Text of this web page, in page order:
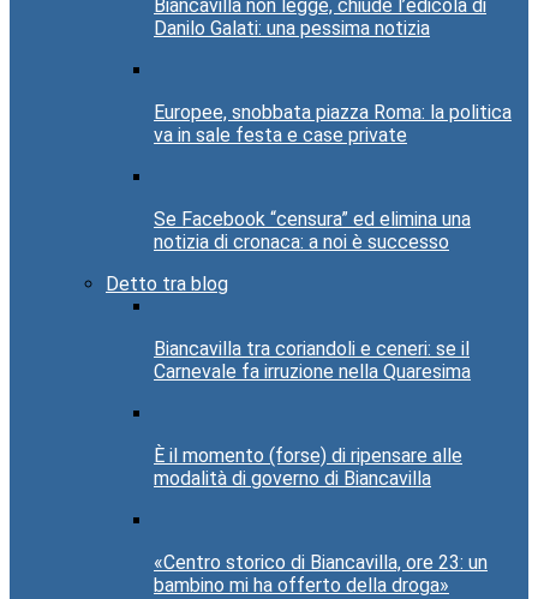
Biancavilla non legge, chiude l’edicola di
Danilo Galati: una pessima notizia
Europee, snobbata piazza Roma: la politica
va in sale festa e case private
Se Facebook “censura” ed elimina una
notizia di cronaca: a noi è successo
Detto tra blog
Biancavilla tra coriandoli e ceneri: se il
Carnevale fa irruzione nella Quaresima
È il momento (forse) di ripensare alle
modalità di governo di Biancavilla
«Centro storico di Biancavilla, ore 23: un
bambino mi ha offerto della droga»